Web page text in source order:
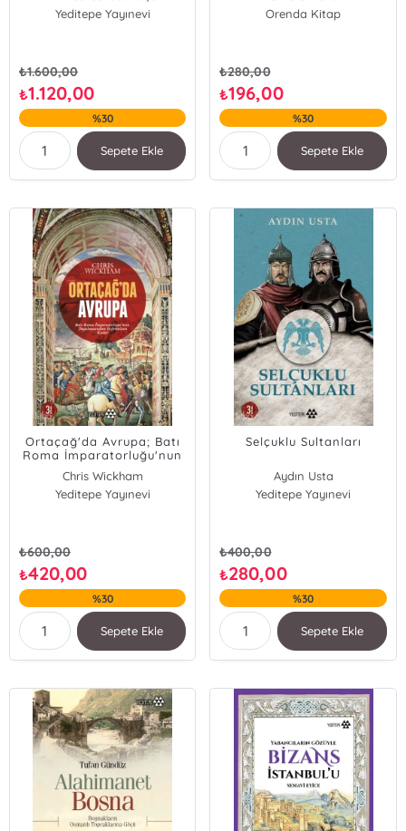
Yeditepe Yayınevi
₺1.600,00
₺1.120,00
%30
Sepete Ekle
Bilgisayarlara
Michael Young
Orenda Kitap
₺280,00
₺196,00
%30
Sepete Ekle
Ortaçağ'da Avrupa; Batı
Roma İmparatorluğu'nun
Dağılmasından
Reformlara Kadar
Chris Wickham
Yeditepe Yayınevi
₺600,00
₺420,00
%30
Sepete Ekle
Selçuklu Sultanları
Aydın Usta
Yeditepe Yayınevi
₺400,00
₺280,00
%30
Sepete Ekle